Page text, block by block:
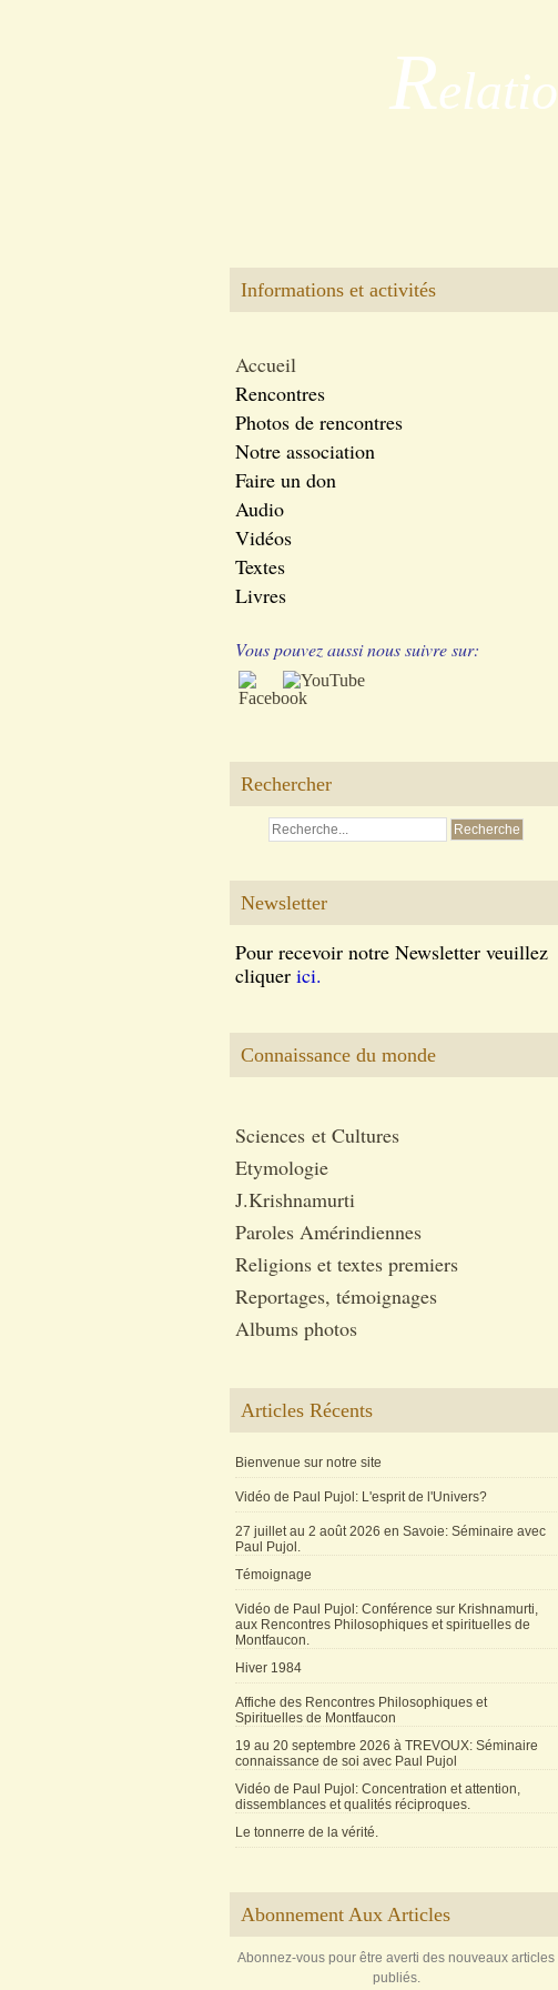
R
Informations et activités
Accueil
Rencontres
Photos de rencontres
Notre association
Faire un don
Audio
Vidéos
Textes
Livres
Vous pouvez aussi nous suivre sur:
Rechercher
Newsletter
Pour recevoir notre Newsletter veuillez
cliquer ici.
Connaissance du monde
Sciences et Cultures
Etymologie
J.Krishnamurti
Paroles Amérindiennes
Religions et textes premiers
Reportages, témoignages
Albums photos
Articles Récents
Bienvenue sur notre site
Vidéo de Paul Pujol: L'esprit de l'Univers?
27 juillet au 2 août 2026 en Savoie: Séminaire avec
Paul Pujol.
Témoignage
Vidéo de Paul Pujol: Conférence sur Krishnamurti,
aux Rencontres Philosophiques et spirituelles de
Montfaucon.
Hiver 1984
Affiche des Rencontres Philosophiques et
Spirituelles de Montfaucon
19 au 20 septembre 2026 à TREVOUX: Séminaire
connaissance de soi avec Paul Pujol
Vidéo de Paul Pujol: Concentration et attention,
dissemblances et qualités réciproques.
Le tonnerre de la vérité.
Abonnement Aux Articles
Abonnez-vous pour être averti des nouveaux articles
publiés.